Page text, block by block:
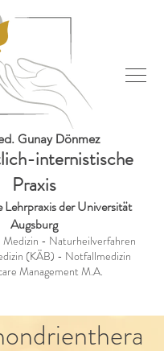
Gunay Dönmez
internistische
Praxis
Lehrpraxisder Universität
Augsburg
Medizin - Naturheilverfahren
(KÄB) - Notfallmedizin
Management M.A.